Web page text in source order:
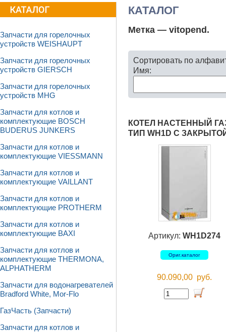
Запчасти для горелочных
устройств WEISHAUPT
Запчасти для горелочных
устройств GIERSCH
Запчасти для горелочных
устройств MHG
Запчасти для котлов и
комплектующие BOSCH
BUDERUS JUNKERS
Запчасти для котлов и
комплектующие VIESSMANN
Запчасти для котлов и
комплектующие VAILLANT
Запчасти для котлов и
комплектующие PROTHERM
Запчасти для котлов и
комплектующие BAXI
Запчасти для котлов и
комплектующие THERMONA,
ALPHATHERM
Запчасти для водонагревателей
Bradford White, Mor-Flo
ГазЧасть (Запчасти)
Запчасти для котлов и
КАТАЛОГ
Метка — vitopend.
Сортировать по
Имя:
КОТЕЛ НАСТЕННЫЙ
ТИП WH1D С
Артикул: WH1D274
Ориг.каталог
90.090,00 руб.